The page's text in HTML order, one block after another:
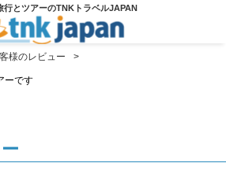
行とツアーのTNKトラベルJAPAN
様のレビュー
ーです